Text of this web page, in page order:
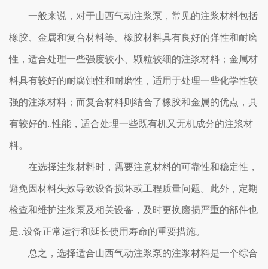
一般来说，对于山西气动注浆泵，常见的注浆材料包括
橡胶、金属和复合材料等。橡胶材料具有良好的弹性和耐磨
性，适合处理一些强度较小、颗粒较细的注浆材料；金属材
料具有较好的耐腐蚀性和耐磨性，适用于处理一些化学性较
强的注浆材料；而复合材料则结合了橡胶和金属的优点，具
有较好的..性能，适合处理一些既有机又无机成分的注浆材
料。
在选择注浆材料时，需要注意材料的可靠性和稳定性，
避免因材料失效导致设备损坏或工程质量问题。此外，定期
检查和维护注浆泵及相关设备，及时更换磨损严重的部件也
是..设备正常运行和延长使用寿命的重要措施。
总之，选择适合山西气动注浆泵的注浆材料是一个综合